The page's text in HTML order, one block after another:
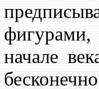
начале